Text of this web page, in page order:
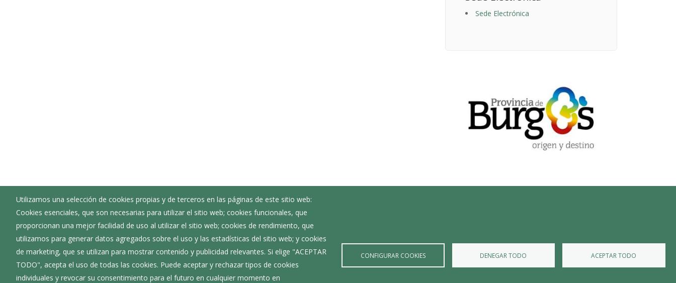
Sede Electrónica
Utilizamos una selección de cookies propias y de terceros en las páginas de este sitio web:
Cookies esenciales, que son necesarias para utilizar el sitio web; cookies funcionales, que
proporcionan una mejor facilidad de uso al utilizar el sitio web; cookies de rendimiento, que
utilizamos para generar datos agregados sobre el uso y las estadísticas del sitio web; y cookies
de marketing, que se utilizan para mostrar contenido y publicidad relevantes. Si elige "ACEPTAR
TODO", acepta el uso de todas las cookies. Puede aceptar y rechazar tipos de cookies
individuales y revocar su consentimiento para el futuro en cualquier momento en
CONFIGURAR COOKIES DENEGAR TODO ACEPTAR TODO
Ayuntamiento de Cardeñadijo
: Plaza Félix Pérez y Pérez 1 - 09194
: 947 290 063
: ayuntamiento@cardenadijo.es
Corporación Municipal
Teléfonos de interés